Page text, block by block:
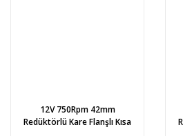
12V 750Rpm 42mm
Redüktörlü Kare Flanşlı Kısa